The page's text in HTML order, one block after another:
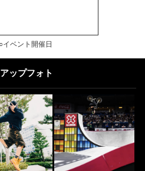
ベント開催日
ップフォト